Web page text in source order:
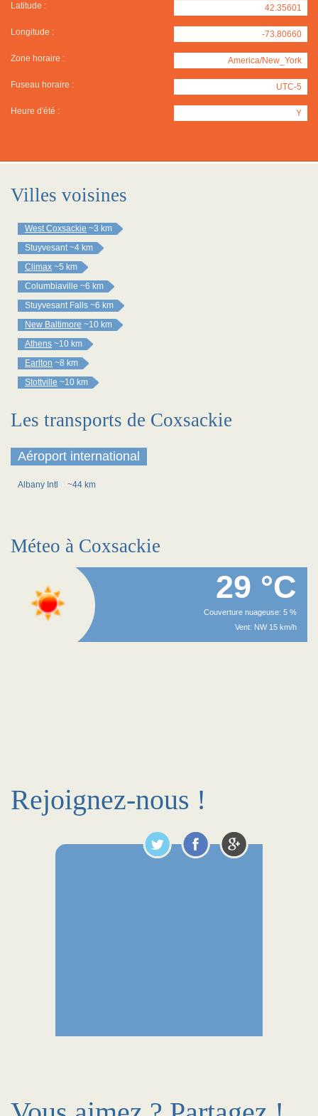
Latitude : 42.35601
Longitude : -73.80660
Zone horaire : America/New_York
Fuseau horaire : UTC-5
Heure d'été : Y
Villes voisines
West Coxsackie ~3 km
Stuyvesant ~4 km
Climax ~5 km
Columbiaville ~6 km
Stuyvesant Falls ~6 km
New Baltimore ~10 km
Athens ~10 km
Earlton ~8 km
Stottville ~10 km
Les transports de Coxsackie
Aéroport international
Albany Intl ~44 km
Méteo à Coxsackie
29 °C
Couverture nuageuse: 5 %
Vent: NW 15 km/h
Rejoignez-nous !